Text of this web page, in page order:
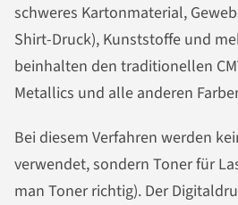
schweres Kartonmaterial,
Shirt-Druck), Kunststoffe und
beinhalten den traditionellen
Metallics und alle anderen
Bei diesem Verfahren werden
verwendet, sondern Toner für
man Toner richtig). Der